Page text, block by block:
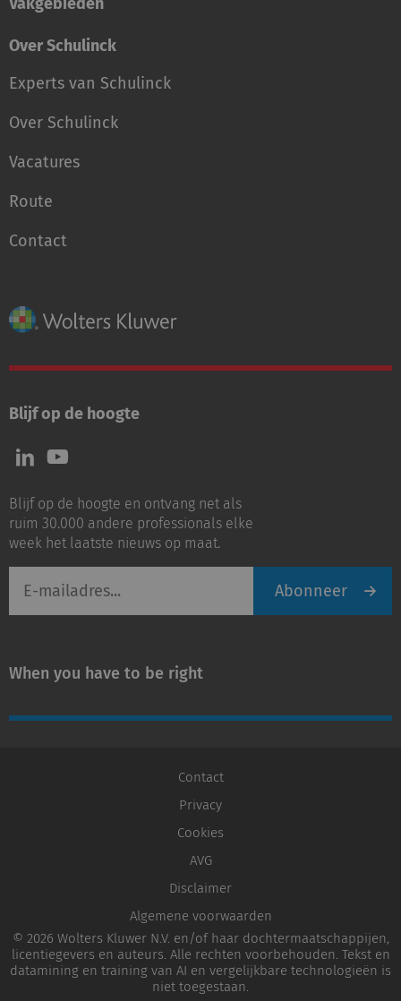
Over Schulinck
Experts van Schulinck
Over Schulinck
Vacatures
Route
Contact
Blijf op de hoogte
Volg
ons
LinkedIn
Volg
ons
Youtube
Blijf op de hoogte en ontvang net als
ruim 30.000 andere professionals elke
week het laatste nieuws op maat.
mailadres
Abonneer
When you have to be right
Contact
Privacy
Cookies
AVG
Disclaimer
Algemene voorwaarden
© 2026 Wolters Kluwer N.V. en/of haar dochtermaatschappijen,
licentiegevers en auteurs. Alle rechten voorbehouden. Tekst en
datamining en training van AI en vergelijkbare technologieën is
niet toegestaan.